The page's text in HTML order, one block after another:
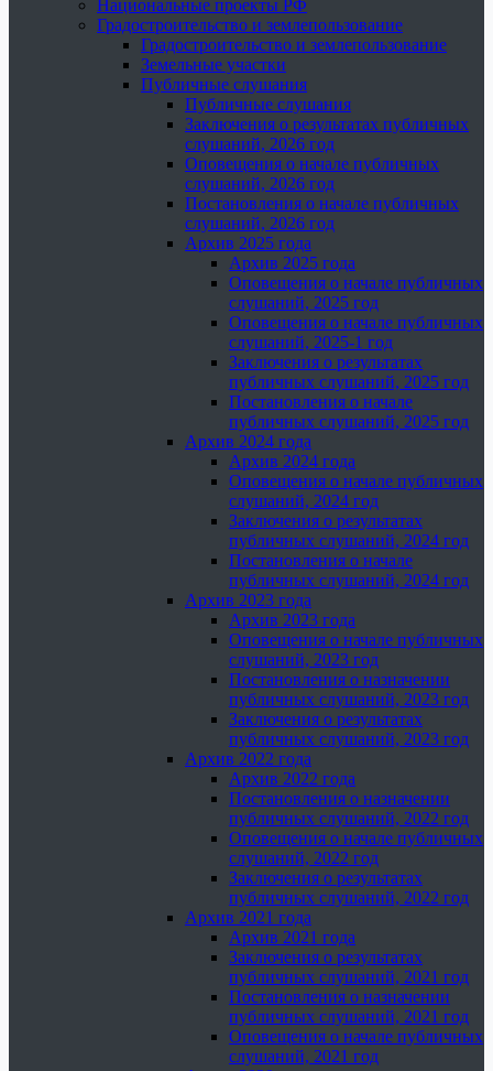
Национальные проекты РФ
Градостроительство и землепользование
Градостроительство и землепользование
Земельные участки
Публичные слушания
Публичные слушания
Заключения о результатах публичных
слушаний, 2026 год
Оповещения о начале публичных
слушаний, 2026 год
Постановления о начале публичных
слушаний, 2026 год
Архив 2025 года
Архив 2025 года
Оповещения о начале публичных
слушаний, 2025 год
Оповещения о начале публичных
слушаний, 2025-1 год
Заключения о результатах
публичных слушаний, 2025 год
Постановления о начале
публичных слушаний, 2025 год
Архив 2024 года
Архив 2024 года
Оповещения о начале публичных
слушаний, 2024 год
Заключения о результатах
публичных слушаний, 2024 год
Постановления о начале
публичных слушаний, 2024 год
Архив 2023 года
Архив 2023 года
Оповещения о начале публичных
слушаний, 2023 год
Постановления о назначении
публичных слушаний, 2023 год
Заключения о результатах
публичных слушаний, 2023 год
Архив 2022 года
Архив 2022 года
Постановления о назначении
публичных слушаний, 2022 год
Оповещения о начале публичных
слушаний, 2022 год
Заключения о результатах
публичных слушаний, 2022 год
Архив 2021 года
Архив 2021 года
Заключения о результатах
публичных слушаний, 2021 год
Постановления о назначении
публичных слушаний, 2021 год
Оповещения о начале публичных
слушаний, 2021 год